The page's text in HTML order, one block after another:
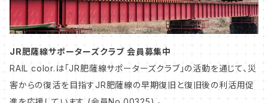
東海道本線／東海道新幹線
山陽本線／山陽新幹線
JR肥薩線サポーターズクラブ 会員募集中
RAIL color.は「JR肥薩線サポーターズクラブ」の活動を通じて、災
害からの復活を目指すJR肥薩線の早期復旧と復旧後の利活用促